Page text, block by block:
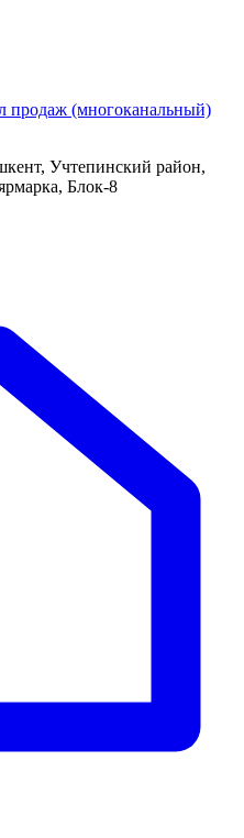
продаж (многоканальный)
Учтепинский район,
Блок-8